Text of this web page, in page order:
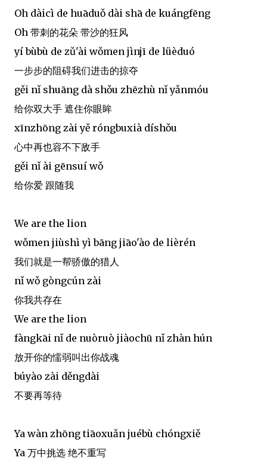
Oh dàicì de huāduǒ dài shā de kuángfēng
Oh 带刺的花朵 带沙的狂风
yí bùbù de zǔ'ài wǒmen jìnjī de lüèduó
一步步的阻碍我们进击的掠夺
gěi nǐ shuāng dà shǒu zhēzhù nǐ yǎnmóu
给你双大手 遮住你眼眸
xīnzhōng zài yě róngbuxià díshǒu
心中再也容不下敌手
gěi nǐ ài gēnsuí wǒ
给你爱 跟随我
We are the lion
wǒmen jiùshì yì bāng jiāo'ào de lièrén
我们就是一帮骄傲的猎人
nǐ wǒ gòngcún zài
你我共存在
We are the lion
fàngkāi nǐ de nuòruò jiàochū nǐ zhàn hún
放开你的懦弱叫出你战魂
búyào zài děngdài
不要再等待
Ya wàn zhōng tiāoxuǎn juébù chóngxiě
Ya 万中挑选 绝不重写